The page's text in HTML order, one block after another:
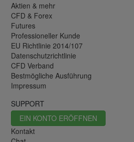
Aktien & mehr
CFD & Forex
Futures
Professioneller Kunde
EU Richtlinie 2014/107
Datenschutzrichtlinie
CFD Verband
Bestmögliche Ausführung
Impressum
SUPPORT
EIN KONTO ERÖFFNEN
Kontakt